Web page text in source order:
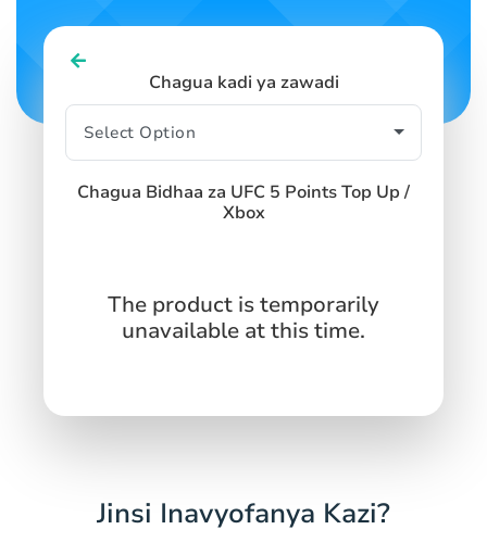
Chagua kadi ya zawadi
Chagua Bidhaa za UFC 5 Points Top Up /
Xbox
The product is temporarily
unavailable at this time.
Jinsi Inavyofanya Kazi?